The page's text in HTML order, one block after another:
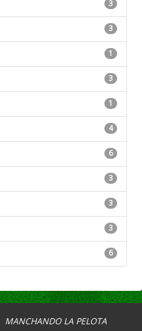
3
3
1
3
1
4
6
3
3
3
6
MANCHANDO LA PELOTA